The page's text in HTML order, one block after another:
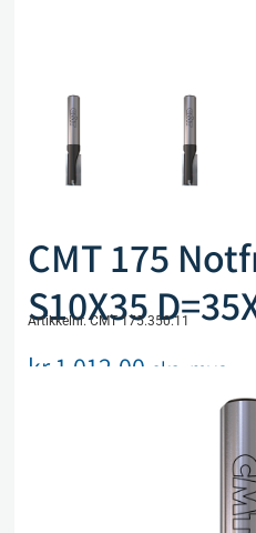
CMT 175
S10X35
Artikkelnr. CMT 175.350.11
kr1 012,00 eks. mva
Utsolgt, men kan bestilles